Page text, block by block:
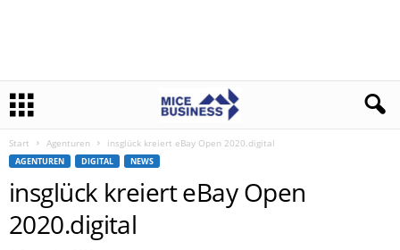
Start Agenturen insglück kreiert eBay Open 2020.digital
AGENTUREN DIGITAL NEWS
insglück kreiert eBay Open
2020.digital